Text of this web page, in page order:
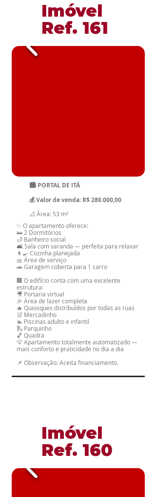
​Imóvel
​Ref. 161
🏙️ PORTAL DE ITÁ
💰 Valor de venda: R$ 280.000,00
📐 Área: 53 m²
✨ O apartamento oferece:
🛌 2 Dormitórios
🛁 Banheiro social
🛋️ Sala com varanda — perfeita para relaxar
👩‍🍳 Cozinha planejada
🧺 Área de serviço
🚗 Garagem coberta para 1 carro
🏢 O edifício conta com uma excelente
estrutura:
🎥 Portaria virtual
🎉 Área de lazer completa
🔥 Quiosques distribuídos por todas as ruas
🛒 Mercadinho
🏊 Piscinas adulto e infantil
🛝 Parquinho
🏀 Quadra
💡 Apartamento totalmente automatizado —
mais conforto e praticidade no dia a dia
📌 Observação: Aceita financiamento.
​Imóvel
​Ref. 160